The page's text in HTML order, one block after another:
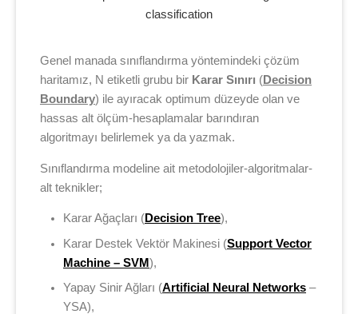
Genel manada sınıflandırma yöntemindeki çözüm
haritamız, N etiketli grubu bir Karar Sınırı (Decision
Boundary) ile ayıracak optimum düzeyde olan ve
hassas alt ölçüm-hesaplamalar barındıran
algoritmayı belirlemek ya da yazmak.
Sınıflandırma modeline ait metodolojiler-algoritmalar-
alt teknikler;
Karar Ağaçları (Decision Tree),
Karar Destek Vektör Makinesi (Support Vector
Machine – SVM),
Yapay Sinir Ağları (Artificial Neural Networks –
YSA),